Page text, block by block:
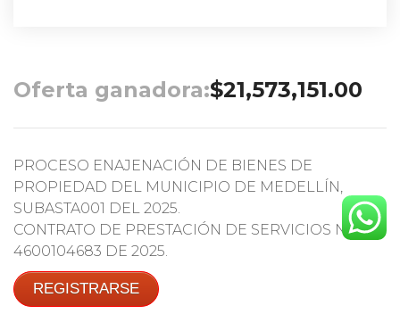
Oferta ganadora:$21,573,151.00
PROCESO ENAJENACIÓN DE BIENES DE
PROPIEDAD DEL MUNICIPIO DE MEDELLÍN,
SUBASTA001 DEL 2025.
CONTRATO DE PRESTACIÓN DE SERVICIOS No.
4600104683 DE 2025.
REGISTRARSE